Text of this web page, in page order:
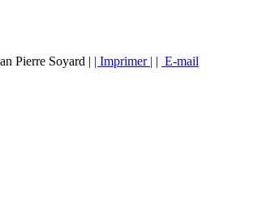
Pierre Soyard | | Imprimer | | E-mail